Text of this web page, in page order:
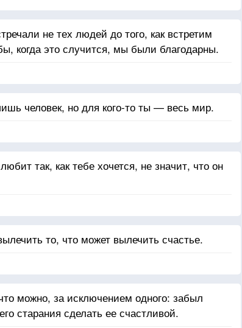
не тех людей до того, как встретим
когда это случится, мы были благодарны.
человек, но для кого-то ты — весь мир.
так, как тебе хочется, не значит, что он
то, что может вылечить счастье.
можно, за исключением одного: забыл
старания сделать ее счастливой.